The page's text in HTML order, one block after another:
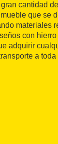
cantidad
que se
materiales
con
adquirir
a